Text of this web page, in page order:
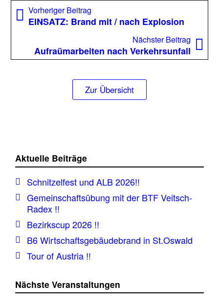
Beitragsnavigation
Vorheriger Beitrag
Beitrag:
EINSATZ: Brand mit / nach Explosion
Nächster Beitrag
Aufraümarbeiten nach Verkehrsunfall
Zur Übersicht
Aktuelle Beiträge
Schnitzelfest und ALB 2026!!
Gemeinschaftsübung mit der BTF Veitsch-
Radex !!
Bezirkscup 2026 !!
B6 Wirtschaftsgebäudebrand in St.Oswald
Tour of Austria !!
Nächste Veranstaltungen